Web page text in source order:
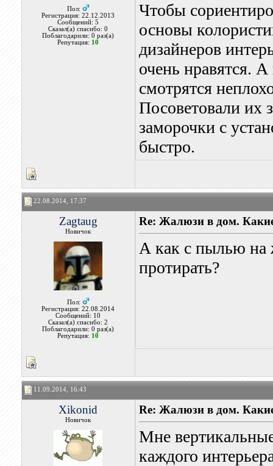
Пол:
Регистрация: 22.12.2013
Сообщений: 5
Сказал(а) спасибо: 0
Поблагодарили: 0 раз(а)
Репутация: 10
Чтобы
основы
дизайнеров
очень нравятся.
смотрятся
Посоветовали их
заморочки с
быстро.
22.08.2014, 17:37
Zagtaug
Новичок
Пол:
Регистрация: 22.08.2014
Сообщений: 10
Сказал(а) спасибо: 2
Поблагодарили: 0 раз(а)
Репутация: 10
Re: Жалюзи в дом.
А как с пылью на
протирать?
11.09.2014, 16:43
Xikonid
Новичок
Re: Жалюзи в дом.
Мне
каждого